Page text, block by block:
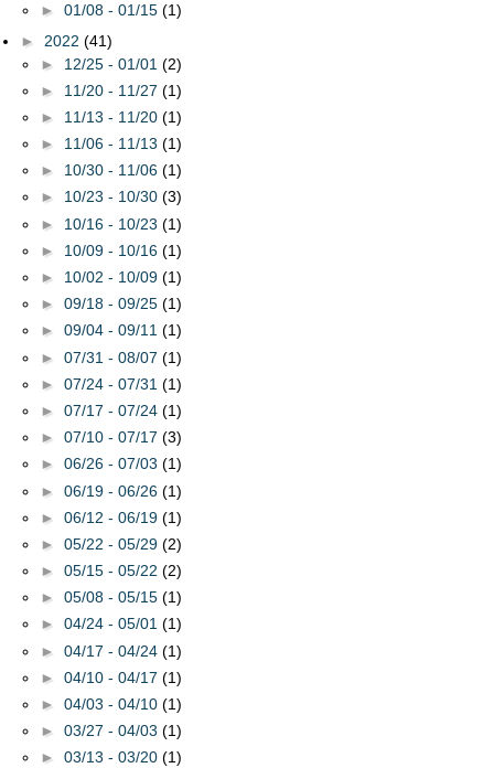
► 01/08 - 01/15 (1)
► 2022 (41)
► 12/25 - 01/01 (2)
► 11/20 - 11/27 (1)
► 11/13 - 11/20 (1)
► 11/06 - 11/13 (1)
► 10/30 - 11/06 (1)
► 10/23 - 10/30 (3)
► 10/16 - 10/23 (1)
► 10/09 - 10/16 (1)
► 10/02 - 10/09 (1)
► 09/18 - 09/25 (1)
► 09/04 - 09/11 (1)
► 07/31 - 08/07 (1)
► 07/24 - 07/31 (1)
► 07/17 - 07/24 (1)
► 07/10 - 07/17 (3)
► 06/26 - 07/03 (1)
► 06/19 - 06/26 (1)
► 06/12 - 06/19 (1)
► 05/22 - 05/29 (2)
► 05/15 - 05/22 (2)
► 05/08 - 05/15 (1)
► 04/24 - 05/01 (1)
► 04/17 - 04/24 (1)
► 04/10 - 04/17 (1)
► 04/03 - 04/10 (1)
► 03/27 - 04/03 (1)
► 03/13 - 03/20 (1)